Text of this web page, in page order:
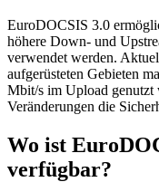
EuroDOCSIS 3.0
höhere Down- und
verwendet werden.
aufgerüsteten Gebieten
Mbit/s im Upload genutzt
Veränderungen die
Wo ist
verfügbar?